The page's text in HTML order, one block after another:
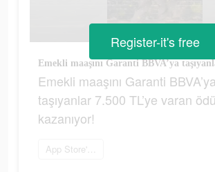
Emekli maaşını Garanti BBVA’ya
taşıyanlar 7.500 TL’ye varan
kazanıyor!
App Store'a git
Register-it's free